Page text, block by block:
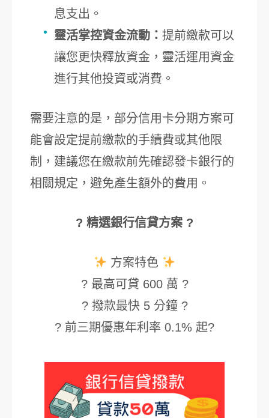
息支出。
靈活掌控資金流動： 提前繳款可以
讓您更快釋放資金，靈活運用資金
進行其他投資或消費。
需要注意的是，部分信用卡分期方案可
能會設定提前繳款的手續費或其他限
制，建議您在繳款前先確認發卡銀行的
相關規定，避免產生額外的費用。
? 精選銀行信貸方案 ?
方案特色
? 最高可貸 600 萬 ?
? 撥款最快 5 分鐘 ?
? 前三期優惠年利率 0.1% 起?